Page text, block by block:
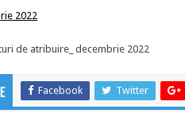
2022
de atribuire_ decembrie 2022
Facebook Twitter